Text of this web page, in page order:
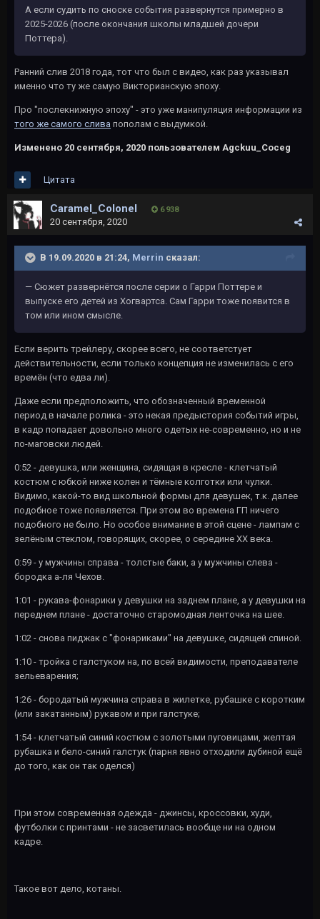
А если судить по сноске события развернутся примерно в
2025-2026 (после окончания школы младшей дочери
Поттера).
Ранний слив 2018 года, тот что был с видео, как раз указывал
именно что ту же самую Викторианскую эпоху.
Про "послекнижную эпоху" - это уже манипуляция информации из
того же самого слива пополам с выдумкой.
Изменено 20 сентября, 2020 пользователем Agckuu_Coceg
Цитата
Caramel_Colonel 6 938
20 сентября, 2020
В 19.09.2020 в 21:24, Merrin сказал:
— Сюжет развернётся после серии о Гарри Поттере и
выпуске его детей из Хогвартса. Сам Гарри тоже появится в
том или ином смысле.
Если верить трейлеру, скорее всего, не соответстует
действительности, если только концепция не изменилась с его
времён (что едва ли).
Даже если предположить, что обозначенный временной
период в начале ролика - это некая предыстория событий игры,
в кадр попадает довольно много одетых не-современно, но и не
по-маговски людей.
0:52 - девушка, или женщина, сидящая в кресле - клетчатый
костюм с юбкой ниже колен и тёмные колготки или чулки.
Видимо, какой-то вид школьной формы для девушек, т.к. далее
подобное тоже появляется. При этом во времена ГП ничего
подобного не было. Но особое внимание в этой сцене - лампам с
зелёным стеклом, говорящих, скорее, о середине XX века.
0:59 - у мужчины справа - толстые баки, а у мужчины слева -
бородка а-ля Чехов.
1:01 - рукава-фонарики у девушки на заднем плане, а у девушки на
переднем плане - достаточно старомодная ленточка на шее.
1:02 - снова пиджак с "фонариками" на девушке, сидящей спиной.
1:10 - тройка с галстуком на, по всей видимости, преподавателе
зельеварения;
1:26 - бородатый мужчина справа в жилетке, рубашке с коротким
(или закатанным) рукавом и при галстуке;
1:54 - клетчатый синий костюм с золотыми пуговицами, желтая
рубашка и бело-синий галстук (парня явно отходили дубиной ещё
до того, как он так оделся)
При этом современная одежда - джинсы, кроссовки, худи,
футболки с принтами - не засветилась вообще ни на одном
кадре.
Такое вот дело, котаны.